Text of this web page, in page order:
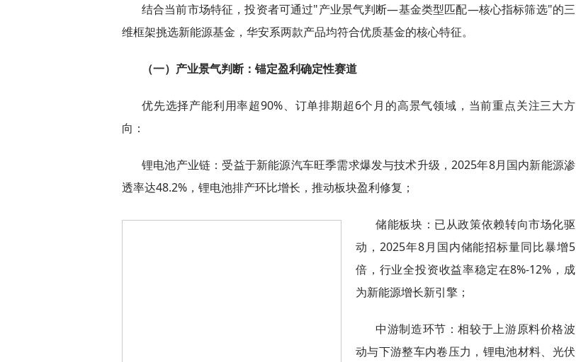
结合当前市场特征，投资者可通过"产业景气判断—基金类型匹配—核心指标筛选"的三
维框架挑选新能源基金，华安系两款产品均符合优质基金的核心特征。
（一）产业景气判断：锚定盈利确定性赛道
优先选择产能利用率超90%、订单排期超6个月的高景气领域，当前重点关注三大方
向：
锂电池产业链：受益于新能源汽车旺季需求爆发与技术升级，2025年8月国内新能源渗
透率达48.2%，锂电池排产环比增长，推动板块盈利修复；
储能板块：已从政策依赖转向市场化驱
动，2025年8月国内储能招标量同比暴增5
倍，行业全投资收益率稳定在8%-12%，成
为新能源增长新引擎；
中游制造环节：相较于上游原料价格波
动与下游整车内卷压力，锂电池材料、光伏